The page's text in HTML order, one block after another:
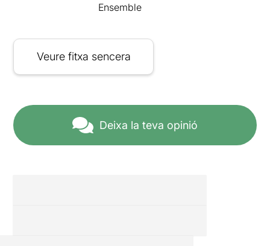
Ensemble
Veure fitxa sencera
Deixa la teva opinió